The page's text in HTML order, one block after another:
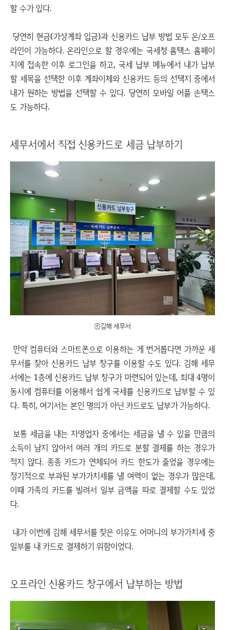
할 수가 있다.
당연히 현금(가상계좌 입금)과 신용카드 납부 방법 모두 온/오프
라인이 가능하다. 온라인으로 할 경우에는 국세청 홈택스 홈페이
지에 접속한 이후 로그인을 하고, 국세 납부 메뉴에서 내가 납부
할 세목을 선택한 이후 계좌이체와 신용카드 등의 선택지 중에서
내가 원하는 방법을 선택할 수 있다. 당연히 모바일 어플 손택스
도 가능하다.
세무서에서 직접 신용카드로 세금 납부하기
ⓒ김해 세무서
만약 컴퓨터와 스마트폰으로 이용하는 게 번거롭다면 가까운 세
무서를 찾아 신용카드 납부 창구를 이용할 수도 있다. 김해 세무
서에는 1층에 신용카드 납부 창구가 마련되어 있는데, 최대 4명이
동시에 컴퓨터를 이용해서 쉽게 국세를 신용카드로 납부할 수 있
다. 특히, 여기서는 본인 명의가 아닌 카드로도 납부가 가능하다.
보통 세금을 내는 자영업자 중에서는 세금을 낼 수 있을 만큼의
소득이 남지 않아서 여러 개의 카드로 분할 결제를 하는 경우가
적지 않다. 종종 카드가 연체되어 카드 한도가 줄었을 경우에는
정기적으로 부과된 부가가치세를 낼 여력이 없는 경우가 많은데,
이때 가족의 카드를 빌려서 일부 금액을 따로 결제할 수도 있었
다.
내가 이번에 김해 세무서를 찾은 이유도 어머니의 부가가치세 중
일부를 내 카드로 결제하기 위함이었다.
오프라인 신용카드 창구에서 납부하는 방법